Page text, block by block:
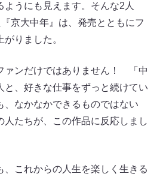
うにも見えます。そんな2人
京大中年』は、発売とともにフ
りました。
ンだけではありません！ 「中
と、好きな仕事をずっと続けてい
、なかなかできるものではない
たちが、この作品に反応しまし
、これからの人生を楽しく生きる